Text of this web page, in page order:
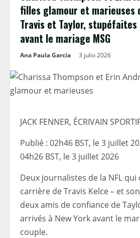
filles glamour et marieuses
Travis et Taylor, stupéfaites
avant le mariage MSG
Ana Paula García 3 julio 2026
JACK FENNER, ÉCRIVAIN
Publié : 02h46 BST, le 3 juillet
04h26 BST, le 3 juillet 2026
Deux journalistes de la NFL
carrière de Travis Kelce – et
deux amis de confiance de
arrivés à New York avant le
couple.